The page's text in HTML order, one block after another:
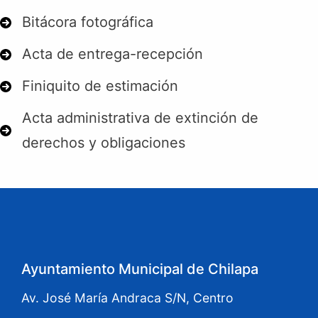
Bitácora fotográfica
Acta de entrega-recepción
Finiquito de estimación
Acta administrativa de extinción de
derechos y obligaciones
Ayuntamiento Municipal de Chilapa
Av. José María Andraca S/N, Centro